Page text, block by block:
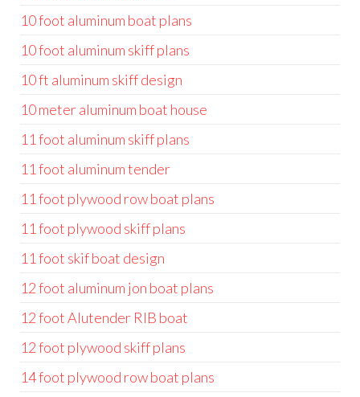
10 foot aluminum boat plans
10 foot aluminum skiff plans
10 ft aluminum skiff design
10 meter aluminum boat house
11 foot aluminum skiff plans
11 foot aluminum tender
11 foot plywood row boat plans
11 foot plywood skiff plans
11 foot skif boat design
12 foot aluminum jon boat plans
12 foot Alutender RIB boat
12 foot plywood skiff plans
14 foot plywood row boat plans